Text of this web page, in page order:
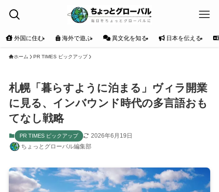
外国に住む 海外で遊ぶ 異文化を知る 日本を伝える
ホーム PR TIMES ピックアップ
札幌「暮らすように泊まる」ヴィラ開業
に見る、インバウンド時代の多言語おも
てなし戦略
PR TIMES ピックアップ
2026年6月19日
ちょっとグローバル編集部